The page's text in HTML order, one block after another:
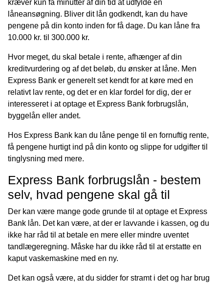
kræver kun få minutter af din tid at udfylde én
låneansøgning. Bliver dit lån godkendt, kan du have
pengene på din konto inden for få dage. Du kan låne fra
10.000 kr. til 300.000 kr.
Hvor meget, du skal betale i rente, afhænger af din
kreditvurdering og af det beløb, du ønsker at låne. Men
Express Bank er generelt set kendt for at køre med en
relativt lav rente, og det er en klar fordel for dig, der er
interesseret i at optage et Express Bank forbrugslån,
byggelån eller andet.
Hos Express Bank kan du låne penge til en fornuftig rente,
få pengene hurtigt ind på din konto og slippe for udgifter til
tinglysning med mere.
Express Bank forbrugslån - bestem
selv, hvad pengene skal gå til
Der kan være mange gode grunde til at optage et Express
Bank lån. Det kan være, at der er lavvande i kassen, og du
ikke har råd til at betale en mere eller mindre uventet
tandlægeregning. Måske har du ikke råd til at erstatte en
kaput vaskemaskine med en ny.
Det kan også være, at du sidder for stramt i det og har brug